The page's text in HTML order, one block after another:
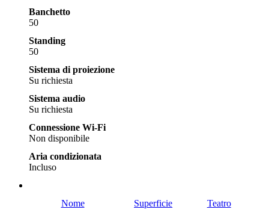
Banchetto
50
Standing
50
Sistema di proiezione
Su richiesta
Sistema audio
Su richiesta
Connessione Wi-Fi
Non disponibile
Aria condizionata
Incluso
Nome Superficie Teatro